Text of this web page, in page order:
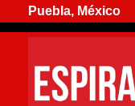
Puebla, México